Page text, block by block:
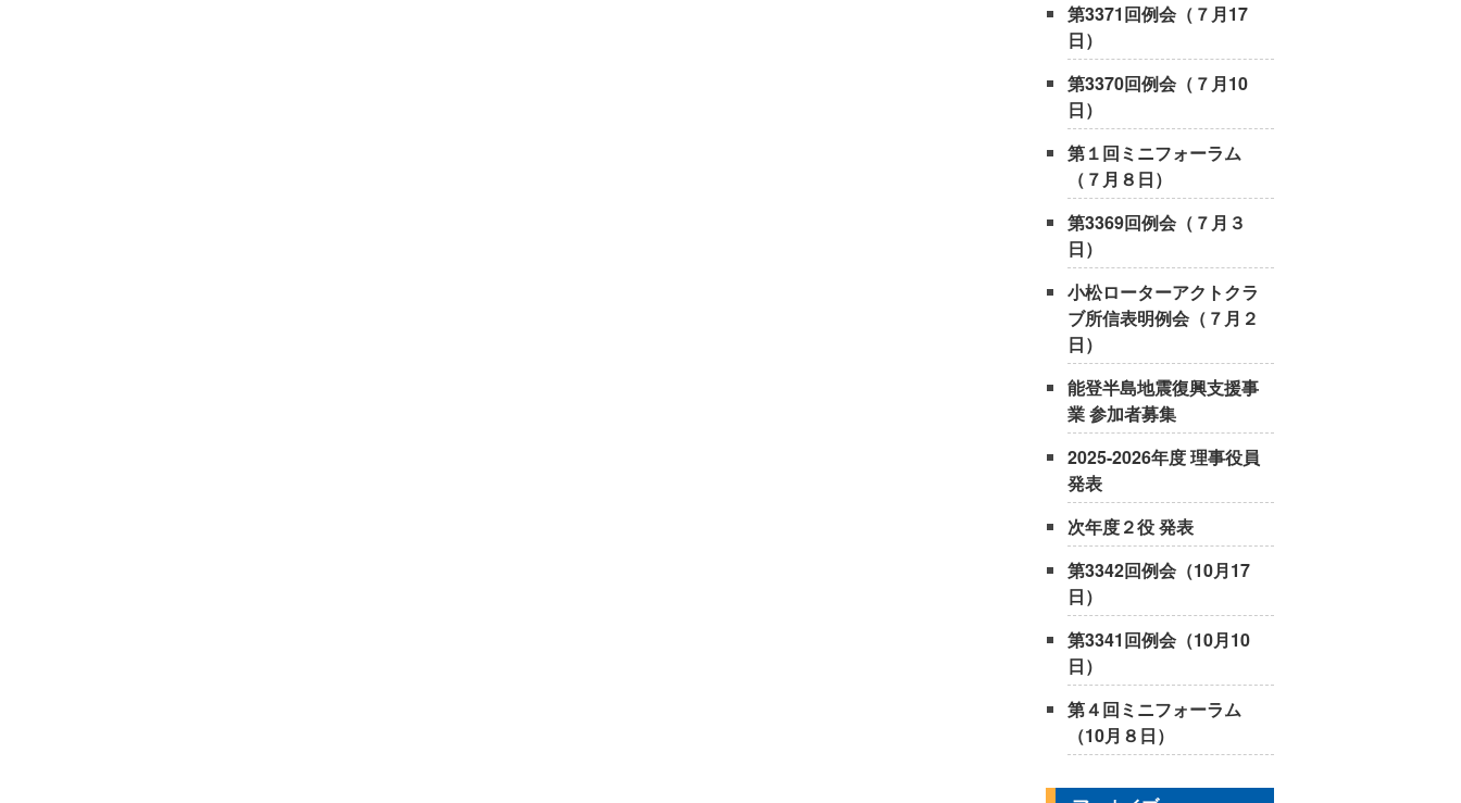
第3371回例会（７月17
日）
第3370回例会（７月10
日）
第１回ミニフォーラム
（７月８日）
第3369回例会（７月３
日）
小松ローターアクトクラ
ブ所信表明例会（７月２
日）
能登半島地震復興支援事
業 参加者募集
2025-2026年度 理事役員
発表
次年度２役 発表
第3342回例会（10月17
日）
第3341回例会（10月10
日）
第４回ミニフォーラム
（10月８日）